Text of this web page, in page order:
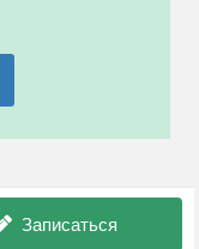
Записаться